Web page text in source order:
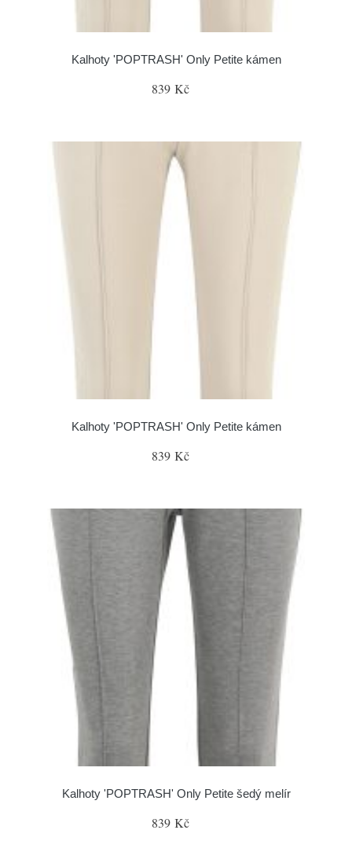
Kalhoty 'POPTRASH' Only Petite kámen
839 Kč
Kalhoty 'POPTRASH' Only Petite kámen
839 Kč
Kalhoty 'POPTRASH' Only Petite šedý melír
839 Kč